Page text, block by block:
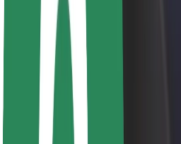
უსაფრთხოება
ქალაქები
ლოკაციები
ქალაქი უკეთესობისკენ
აეროპორტები